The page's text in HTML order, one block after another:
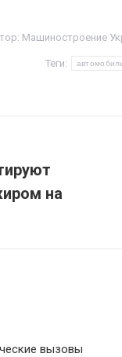
Машиностроение
Теги:
на
вызовы